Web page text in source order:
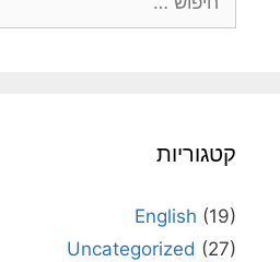
קטגוריות
English (19)
Uncategorized (27)